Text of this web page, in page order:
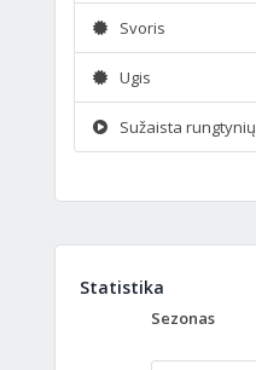
Svoris
Ugis
Sužaista rungtynių
Statistika
Sezonas